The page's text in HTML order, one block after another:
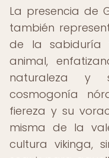
La presencia de
también
de la
animal,
naturaleza y
cosmogonía
fiereza y su
misma de la
cultura vikinga,